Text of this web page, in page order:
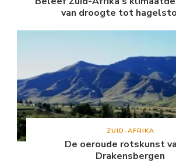
van droogte tot
ZUID-AFRIKA
De oeroude rotskunst
Drakensbergen